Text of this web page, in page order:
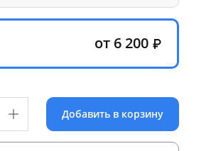
от 6 200
Добавить в корзину